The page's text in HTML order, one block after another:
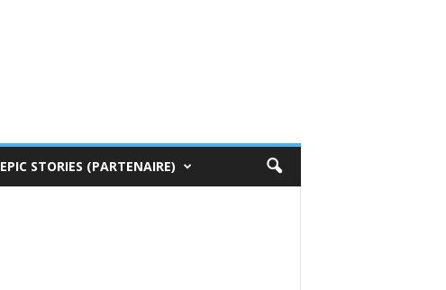
EPIC STORIES (PARTENAIRE)